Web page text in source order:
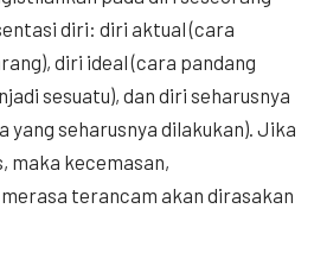
diri: diri aktual (cara
diri ideal (cara pandang
sesuatu), dan diri seharusnya
yang seharusnya dilakukan). Jika
maka kecemasan,
terancam akan dirasakan